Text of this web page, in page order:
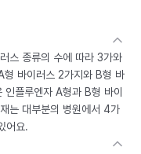
스 종류의 수에 따라 3가와
바이러스 2가지와 B형 바
플루엔자 A형과 B형 바이
는 대부분의 병원에서 4가
어요.